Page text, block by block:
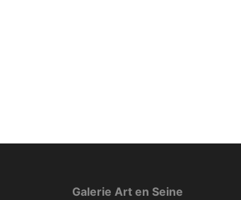
Galerie Art en Seine